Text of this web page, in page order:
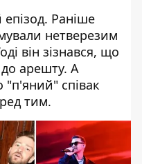
Раніше
нетверезим
він зізнався, що
арешту. А
"п'яний" співак
тим.